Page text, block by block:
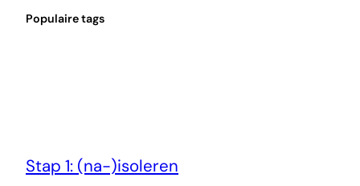
Populaire tags
Stap 1: (na-)isoleren